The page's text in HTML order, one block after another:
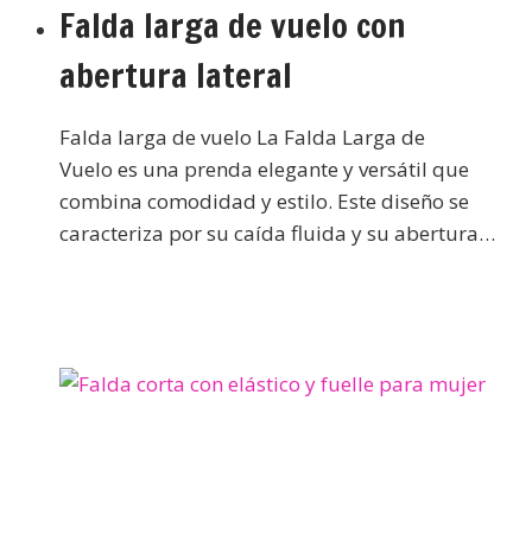
Falda larga de vuelo con
abertura lateral
Falda larga de vuelo La Falda Larga de
Vuelo es una prenda elegante y versátil que
combina comodidad y estilo. Este diseño se
caracteriza por su caída fluida y su abertura…